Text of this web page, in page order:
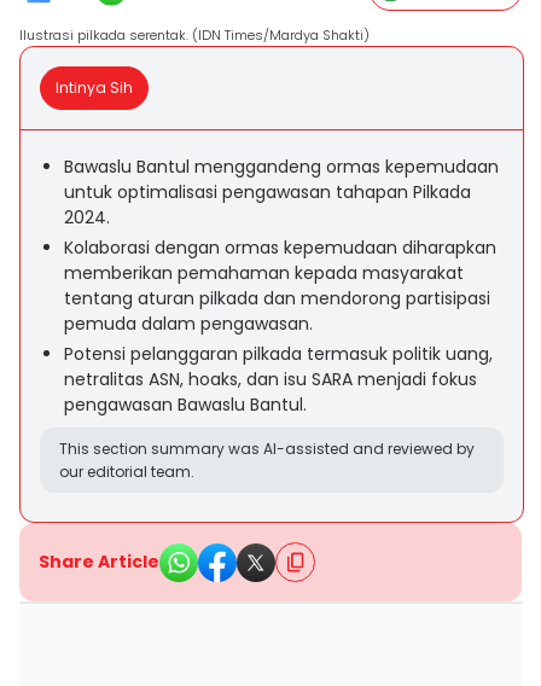
Ilustrasi pilkada serentak. (IDN Times/Mardya Shakti)
Intinya Sih
Bawaslu Bantul menggandeng ormas kepemudaan
untuk optimalisasi pengawasan tahapan Pilkada
2024.
Kolaborasi dengan ormas kepemudaan diharapkan
memberikan pemahaman kepada masyarakat
tentang aturan pilkada dan mendorong partisipasi
pemuda dalam pengawasan.
Potensi pelanggaran pilkada termasuk politik uang,
netralitas ASN, hoaks, dan isu SARA menjadi fokus
pengawasan Bawaslu Bantul.
This section summary was AI-assisted and reviewed by
our editorial team.
Share Article